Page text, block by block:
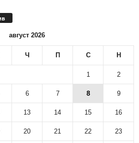
август 2026
Ч П С Н
1 2
6 7 8 9
13 14 15 16
20 21 22 23